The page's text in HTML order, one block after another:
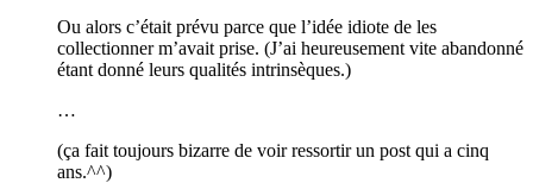
Ou alors c’était prévu parce que l’idée idiote de les
collectionner m’avait prise. (J’ai heureusement vite abandonné
étant donné leurs qualités intrinsèques.)
…
(ça fait toujours bizarre de voir ressortir un post qui a cinq
ans.^^)